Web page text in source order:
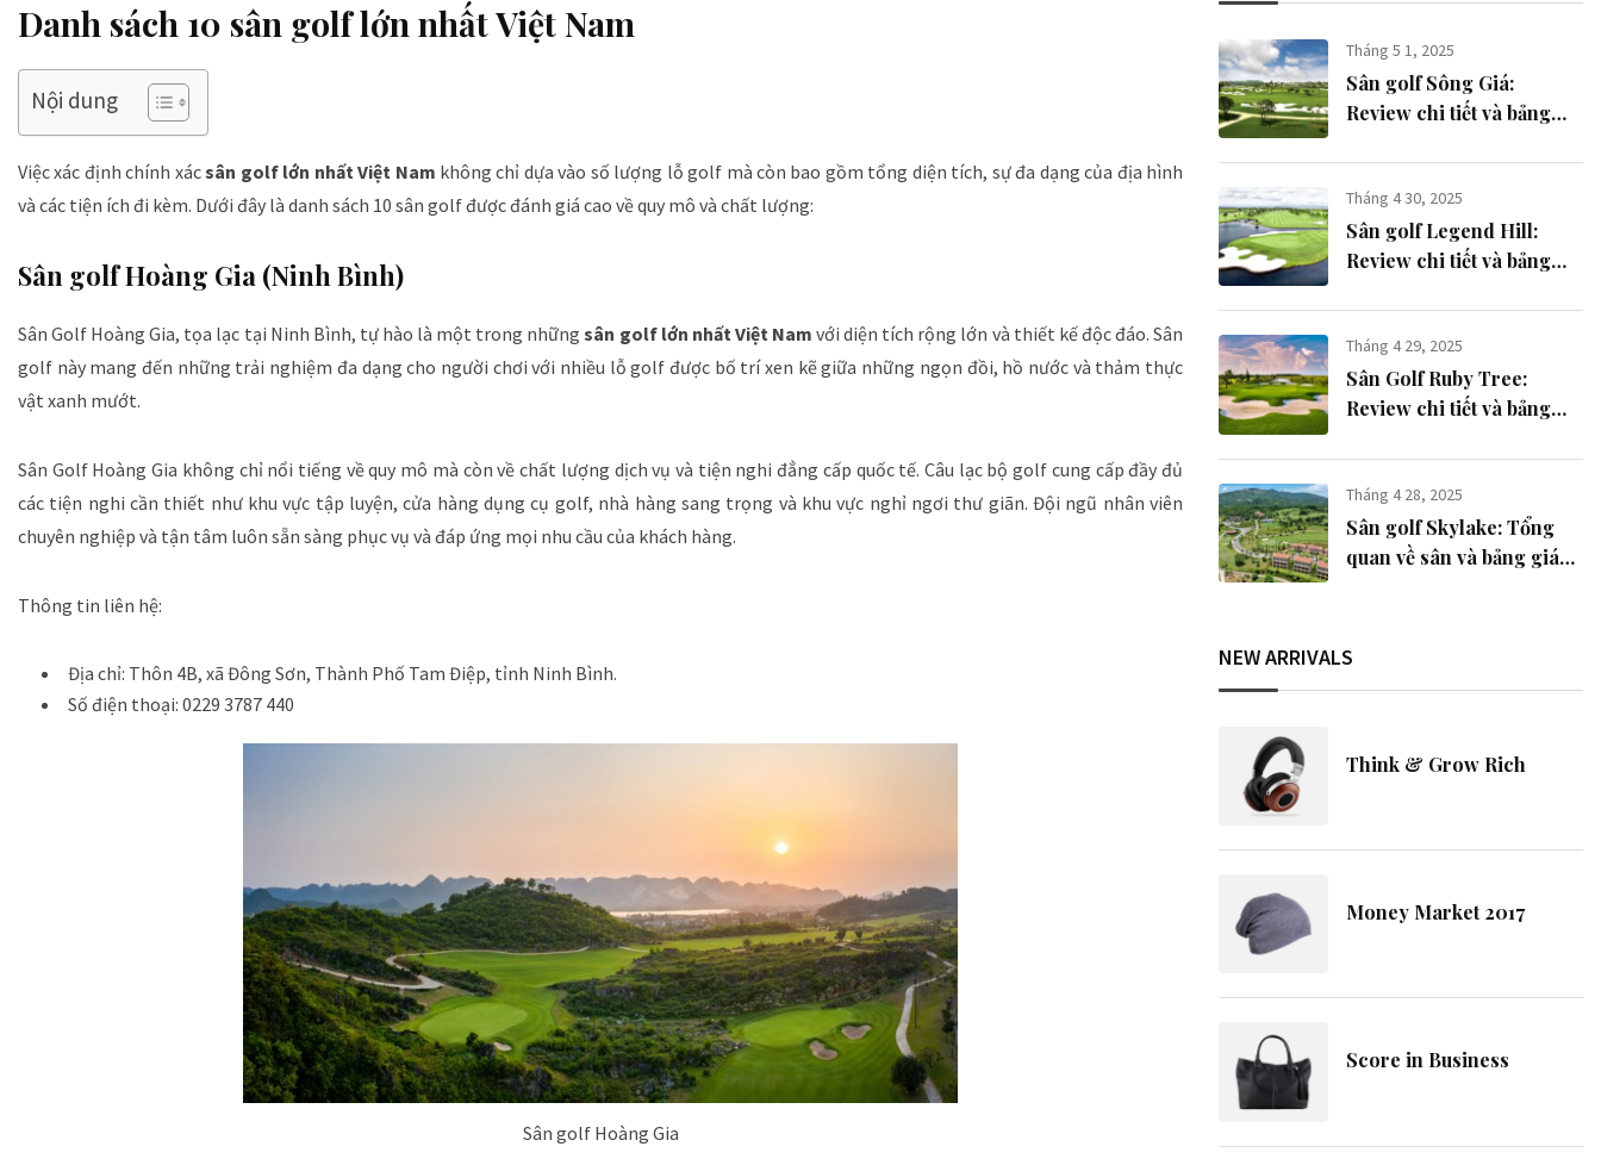
Danh sách 10 sân golf lớn nhất Việt Nam
Nội dung
Việc xác định chính xácsân golf lớn nhất Việt Nam không chỉ dựa vào số lượng lỗ golf mà còn bao gồm tổng diện tích, sự đa dạng của địa hình
và các tiện ích đi kèm. Dưới đây là danh sách 10 sân golf được đánh giá cao về quy mô và chất lượng:
Sân golf Hoàng Gia (Ninh Bình)
Sân Golf Hoàng Gia, tọa lạc tại Ninh Bình, tự hào là một trong nhữngsân golf lớn nhất Việt Nam với diện tích rộng lớn và thiết kế độc đáo. Sân
golf này mang đến những trải nghiệm đa dạng cho người chơi với nhiều lỗ golf được bố trí xen kẽ giữa những ngọn đồi, hồ nước và thảm thực
vật xanh mướt.
Sân Golf Hoàng Gia không chỉ nổi tiếng về quy mô mà còn về chất lượng dịch vụ và tiện nghi đẳng cấp quốc tế. Câu lạc bộ golf cung cấp đầy đủ
các tiện nghi cần thiết như khu vực tập luyện, cửa hàng dụng cụ golf, nhà hàng sang trọng và khu vực nghỉ ngơi thư giãn. Đội ngũ nhân viên
chuyên nghiệp và tận tâm luôn sẵn sàng phục vụ và đáp ứng mọi nhu cầu của khách hàng.
Thông tin liên hệ:
Địa chỉ: Thôn 4B, xã Đông Sơn, Thành Phố Tam Điệp, tỉnh Ninh Bình.
Số điện thoại: 0229 3787 440
Sân golf Hoàng Gia
Tháng 5 1, 2025
Sân golf Sông Giá​:
Review chi tiết và bảng
Tháng 4 30, 2025
Sân golf Legend Hill​:
Review chi tiết và bảng
Tháng 4 29, 2025
Sân Golf Ruby Tree:
Review chi tiết và bảng
Tháng 4 28, 2025
Sân golf Skylake: Tổng
quan về sân và bảng giá
NEW ARRIVALS
Think & Grow Rich
Money Market 2017
Score in Business